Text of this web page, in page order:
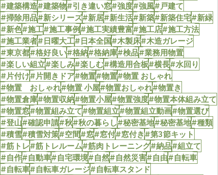
#建築構造#建築物#引き違い窓#強度#強風#戸建て
#掃除用品#新シリーズ#新居#新生活#新築#新築住宅#新緑
#新色#施工#施工事例#施工実績豊富#施工店#施工方法
#施工業者#日曜大工#日本全国#木製床#木造ガレージ
#東京都#格好良い#格納#格納庫#検品#業務用物置
#楽しい組立#楽しみ#楽しむ#構造用合板#横長#水回り
#片付け#片開きドア#物置#物置#物置 おしゃれ
#物置 おしゃれ#物置 小屋#物置おしゃれ#物置き
#物置倉庫#物置収納#物置小屋#物置強度#物置本体組み立て
#物置窓#物置組み立て#物置組立#物置組立動画#物置選び
#登山#確認申請#秋#秋の暮らし#秘密基地#秘密基地#種類
#積雪#積雪対策#空間#窓#窓付#窓付き#第3節キット
#筋トレ#筋トレルーム#筋肉トレーニング#納品#組立て
#自作#自動車#自宅環境#自然#自然災害#自由#自転車
#自転車#自転車ガレージ#自転車スタンド